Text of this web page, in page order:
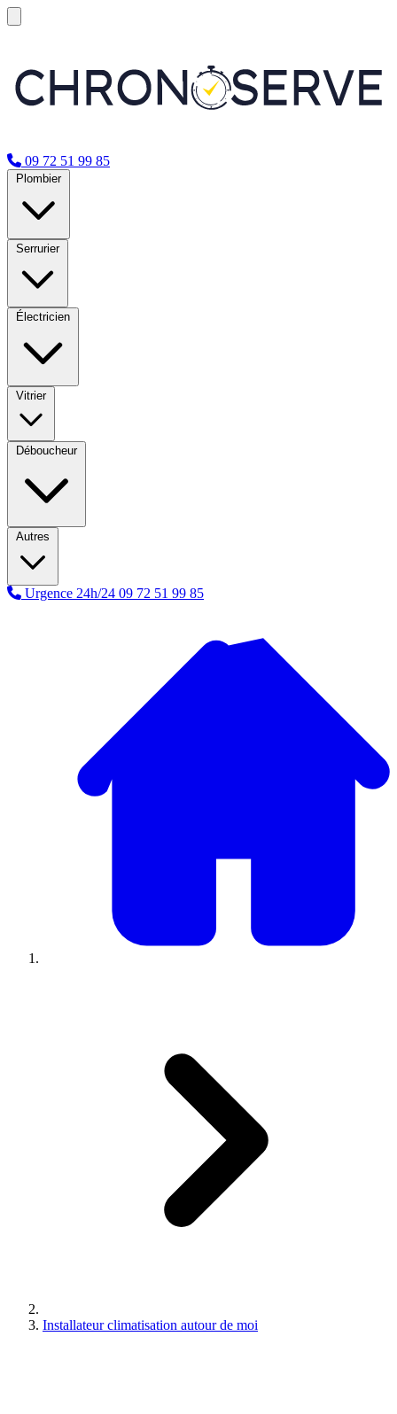
09 72 51 99 85
Plombier
Serrurier
Électricien
Vitrier
Déboucheur
Autres
Urgence 24h/24 09 72 51 99 85
Installateur climatisation autour de moi